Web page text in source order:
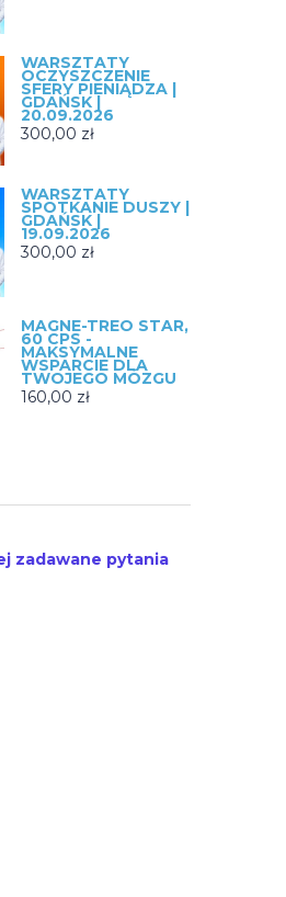
WARSZTATY
OCZYSZCZENIE
SFERY PIENIĄDZA |
GDAŃSK |
20.09.2026
300,00 zł
WARSZTATY
SPOTKANIE DUSZY |
GDAŃSK |
19.09.2026
300,00 zł
MAGNE-TREO STAR,
60 CPS -
MAKSYMALNE
WSPARCIE DLA
TWOJEGO MÓZGU
160,00 zł
zadawane pytania